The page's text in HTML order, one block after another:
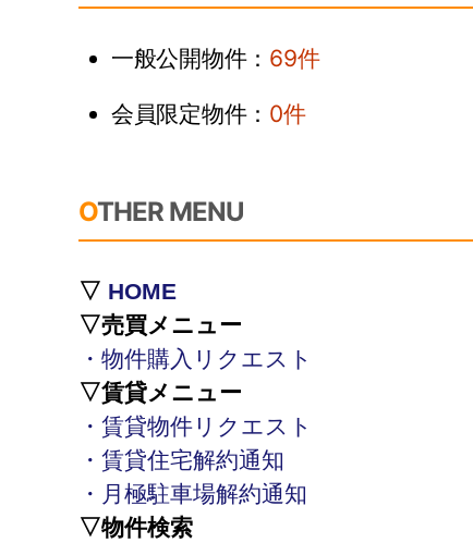
一般公開物件： 69件
会員限定物件： 0件
OTHER MENU
▽ HOME
▽売買メニュー
・物件購入リクエスト
▽賃貸メニュー
・賃貸物件リクエスト
・賃貸住宅解約通知
・月極駐車場解約通知
▽物件検索